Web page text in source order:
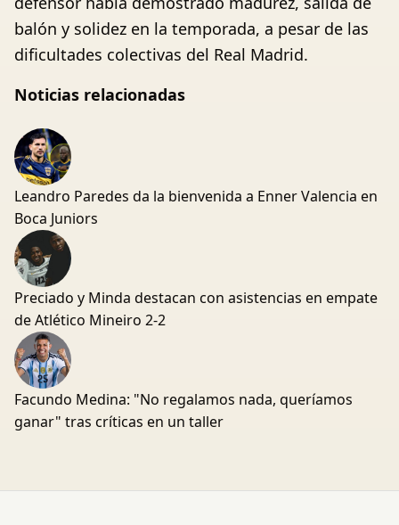
balón y solidez en la temporada, a pesar de las
dificultades colectivas del Real Madrid.
Noticias relacionadas
Leandro Paredes da la bienvenida a Enner Valencia en
Boca Juniors
Preciado y Minda destacan con asistencias en empate
de Atlético Mineiro 2-2
Facundo Medina: "No regalamos nada, queríamos
ganar" tras críticas en un taller